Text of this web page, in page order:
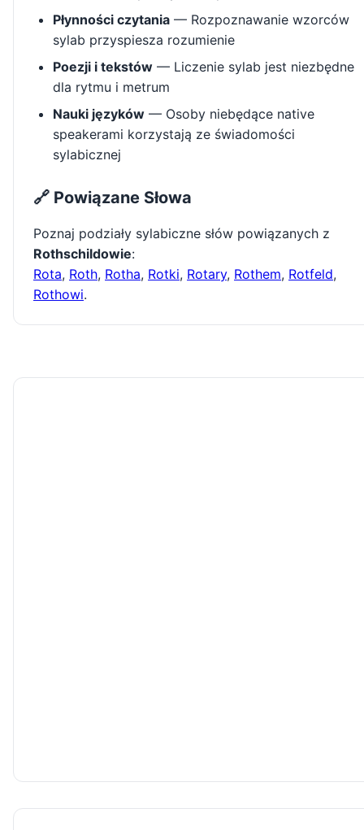
Płynności czytania — Rozpoznawanie wzorców
sylab przyspiesza rozumienie
Poezji i tekstów — Liczenie sylab jest niezbędne
dla rytmu i metrum
Nauki języków — Osoby niebędące native
speakerami korzystają ze świadomości
sylabicznej
🔗 Powiązane Słowa
Poznaj podziały sylabiczne słów powiązanych z
Rothschildowie:
Rota, Roth, Rotha, Rotki, Rotary, Rothem, Rotfeld,
Rothowi.